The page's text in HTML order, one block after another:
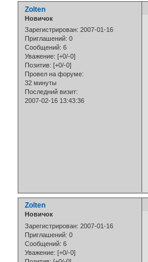
Zolten
Новичок
Зарегистрирован: 2007-01-16
Приглашений: 0
Сообщений: 6
Уважение: [+0/-0]
Позитив: [+0/-0]
Провел на форуме:
32 минуты
Последний визит:
2007-02-16 13:43:36
Zolten
Новичок
Зарегистрирован: 2007-01-16
Приглашений: 0
Сообщений: 6
Уважение: [+0/-0]